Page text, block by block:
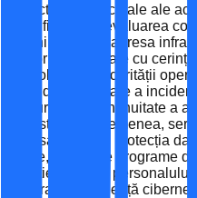
Obiectivele principale ale
identificarea și evaluarea
amenințărilor la adresa
conformității legale cu
consolidarea securității
clare de gestionare a
planurilor de continuitate a
dezastru. De asemenea,
avansate pentru protecția
critice, alături de programe
conștientizare a
general de reziliență